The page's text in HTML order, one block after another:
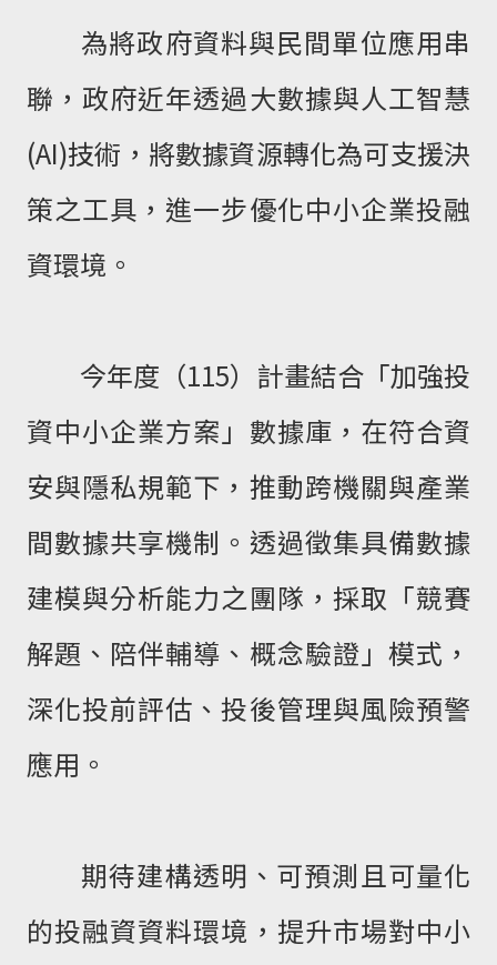
為將政府資料與民間單位應用串
聯，政府近年透過大數據與人工智慧
(AI)技術，將數據資源轉化為可支援決
策之工具，進一步優化中小企業投融
資環境。
今年度（115）計畫結合「加強投
資中小企業方案」數據庫，在符合資
安與隱私規範下，推動跨機關與產業
間數據共享機制。透過徵集具備數據
建模與分析能力之團隊，採取「競賽
解題、陪伴輔導、概念驗證」模式，
深化投前評估、投後管理與風險預警
應用。
期待建構透明、可預測且可量化
的投融資資料環境，提升市場對中小